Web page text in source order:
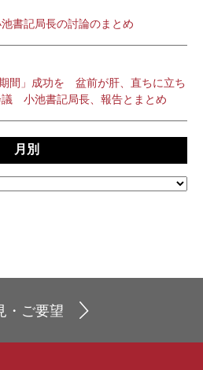
書記局長の討論のまとめ
間」成功を 盆前が肝、直ちに立ち
議 小池書記局長、報告とまとめ
月別
・ご要望